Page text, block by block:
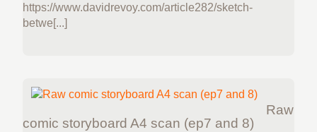
https://www.davidrevoy.com/article282/sketch-
betwe[...]
Raw
comic storyboard A4 scan (ep7 and 8)